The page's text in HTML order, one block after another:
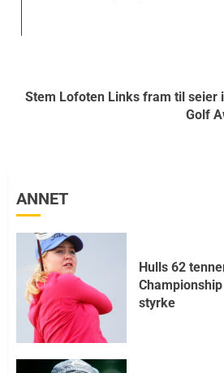
Stem Lofoten Links fram til seier
Golf
ANNET
Hulls 62
styrke